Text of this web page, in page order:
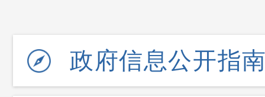
政府信息公开指